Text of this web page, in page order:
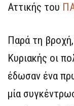
Αττικής του
Παρά τη
Κυριακής οι
έδωσαν ένα
μία